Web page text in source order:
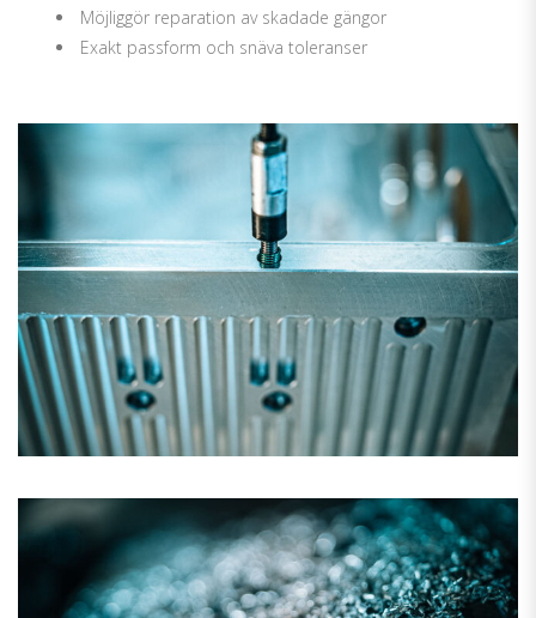
Möjliggör reparation av skadade gängor
Exakt passform och snäva toleranser